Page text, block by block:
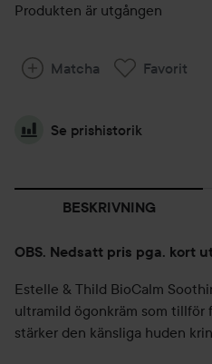
Produkten är utgången
Matcha Favorit
Se prishistorik
BESKRIVNING
OBS. Nedsatt pris pga. kort
Estelle & Thild BioCalm
ultramild ögonkräm som tillför
stärker den känsliga huden